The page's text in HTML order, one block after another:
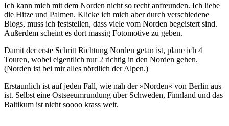
Ich kann mich mit dem Norden nicht so recht anfreunden. Ich liebe
die Hitze und Palmen. Klicke ich mich aber durch verschiedene
Blogs, muss ich feststellen, dass viele vom Norden begeistert sind.
Außerdem scheint es dort massig Fotomotive zu geben.
Damit der erste Schritt Richtung Norden getan ist, plane ich 4
Touren, wobei eigentlich nur 2 richtig in den Norden gehen.
(Norden ist bei mir alles nördlich der Alpen.)
Erstaunlich ist auf jeden Fall, wie nah der »Norden« von Berlin aus
ist. Selbst eine Ostseeumrundung über Schweden, Finnland und das
Baltikum ist nicht soooo krass weit.